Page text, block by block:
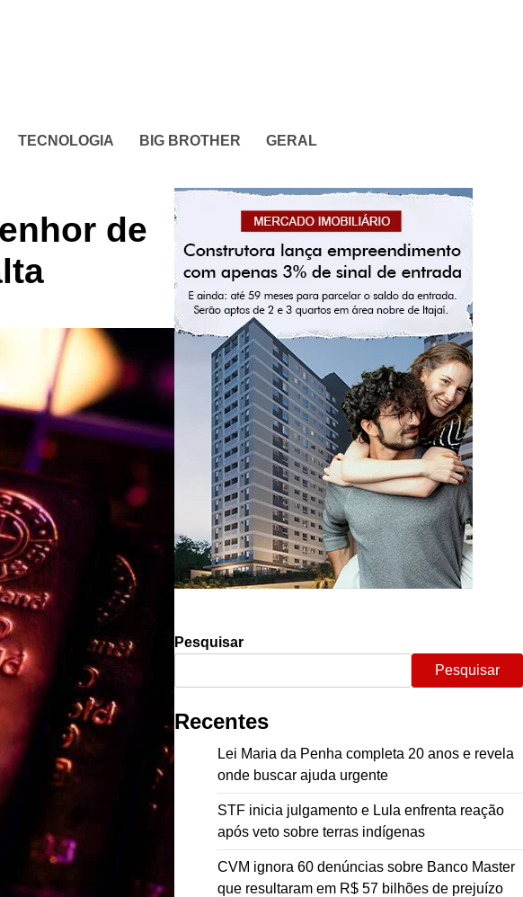
TECNOLOGIA BIG BROTHER GERAL
de
Pesquisar
Pesquisar
Recentes
Lei Maria da Penha completa 20 anos e revela
onde buscar ajuda urgente
STF inicia julgamento e Lula enfrenta reação
após veto sobre terras indígenas
CVM ignora 60 denúncias sobre Banco Master
que resultaram em R$ 57 bilhões de prejuízo